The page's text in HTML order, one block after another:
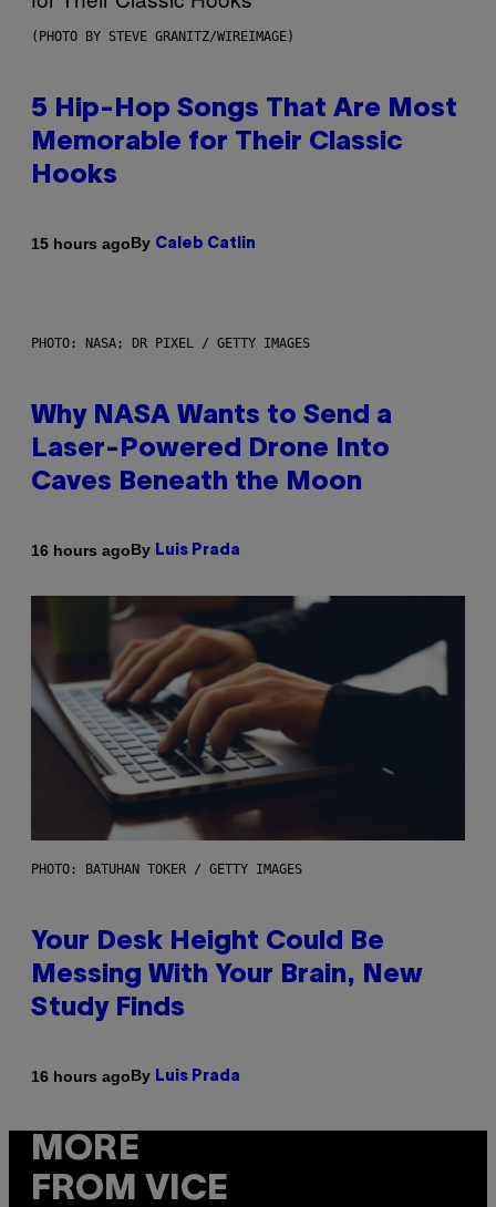
(PHOTO BY STEVE GRANITZ/WIREIMAGE)
5 Hip-Hop Songs That Are Most
Memorable for Their Classic
Hooks
15 hours agoBy Caleb Catlin
PHOTO: NASA; DR PIXEL / GETTY IMAGES
Why NASA Wants to Send a
Laser-Powered Drone Into
Caves Beneath the Moon
16 hours agoBy Luis Prada
PHOTO: BATUHAN TOKER / GETTY IMAGES
Your Desk Height Could Be
Messing With Your Brain, New
Study Finds
16 hours agoBy Luis Prada
MORE
FROM VICE